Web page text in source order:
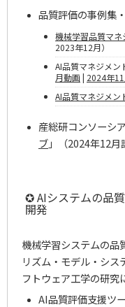
品質評価の事例集
機械学習品質マ
2023年12月）
AI品質マネジメン
月動画 | 2024年
AI品質マネジメン
産総研コンソーシ
ブ」（2024年12月
✪ AIシステムの品
開発
機械学習システムの品
リズム・モデル・シス
フトウェア工学の研究
AI品質評価支援ツ